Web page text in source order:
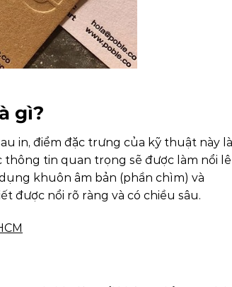
gì?
in, điểm đặc trưng của kỹ thuật này là
thông tin quan trọng sẽ được làm nổi
khuôn âm bản (phần chìm) và
được nổi rõ ràng và có chiều sâu.